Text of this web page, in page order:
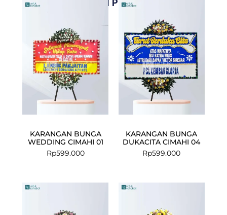
KARANGAN BUNGA
WEDDING CIMAHI 01
Rp599.000
KARANGAN BUNGA
DUKACITA CIMAHI 04
Rp599.000